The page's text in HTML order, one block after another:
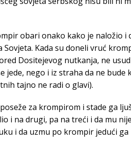
obari onako kako je naložio i
Kada su doneli vruć
Dositejevog nutkanja, ne
jede, nego i iz straha da ne bude
tajno ne radi o glavi).
za krompirom i stade ga
i na drugi, pa na treći i da mu
i da uzmu po krompir jedući